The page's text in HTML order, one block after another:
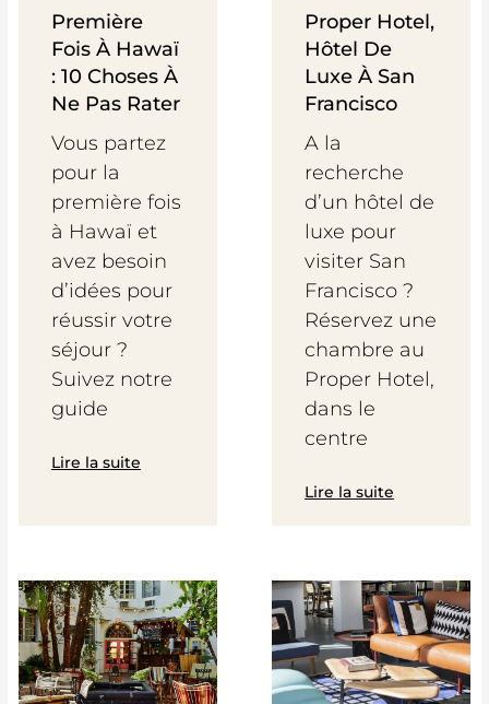
Première
Fois À Hawaï
: 10 Choses À
Ne Pas Rater
Vous partez
pour la
première fois
à Hawaï et
avez besoin
d’idées pour
réussir votre
séjour ?
Suivez notre
guide
Lire la suite
Proper Hotel,
Hôtel De
Luxe À San
Francisco
A la
recherche
d’un hôtel de
luxe pour
visiter San
Francisco ?
Réservez une
chambre au
Proper Hotel,
dans le
centre
Lire la suite